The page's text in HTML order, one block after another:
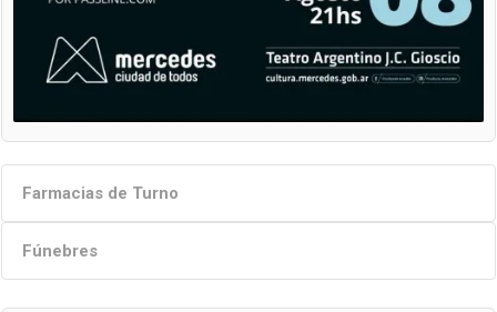
Farmacias de Turno
Fúnebres